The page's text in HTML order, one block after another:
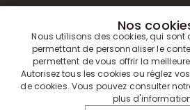
Nos
Nous utilisons des cookies, qui sont
permettant de personnaliser le
permettent de vous offrir la
Autorisez tous les cookies ou réglez
de cookies. Vous pouvez consulter
plus